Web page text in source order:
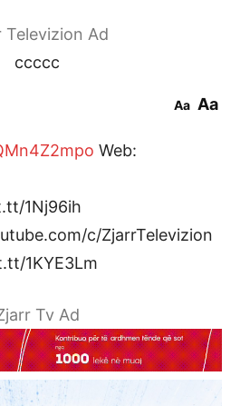
Televizion Ad
ccccc
Aa Aa
Web:
1Nj96ih
c/ZjarrTelevizion
1KYE3Lm
Tv Ad